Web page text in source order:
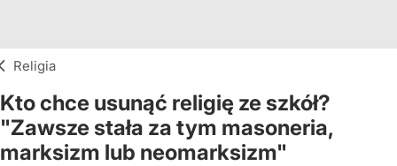
Religia
Kto chce usunąć religię ze szkół?
"Zawsze stała za tym masoneria,
marksizm lub neomarksizm"